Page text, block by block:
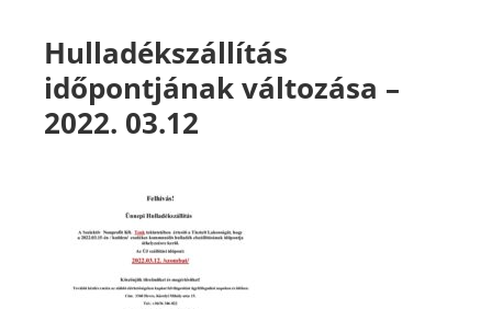
Hulladékszállítás
időpontjának változása –
2022. 03.12